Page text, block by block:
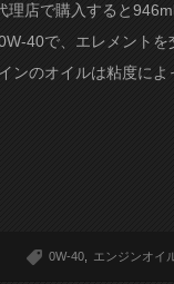
理店で購入すると
40で、エレメントを
ンのオイルは粘度によ
0W-40 エンジンオイ